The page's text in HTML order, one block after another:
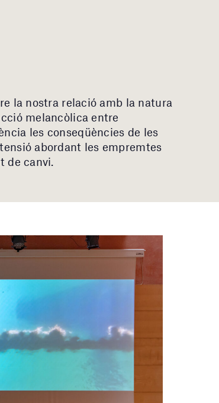
la nostra relació amb la natura
melancòlica entre
les conseqüències de les
abordant les empremtes
de canvi.